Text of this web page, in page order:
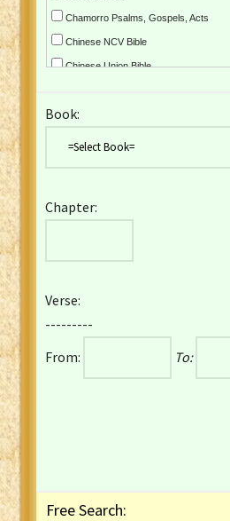
Chamorro Psalms, Gospels, Acts
Chinese NCV Bible
Chinese Union Bible
Czech Kralicka Bible
English YLT 1898 Bible
French Darby Bible
French Louis Segond Bible
Gaelic (Manx) Selections
Gaelic (Scottish) Mark
Book:
Chapter:
Verse:
---------
From:
To:
Free Search: